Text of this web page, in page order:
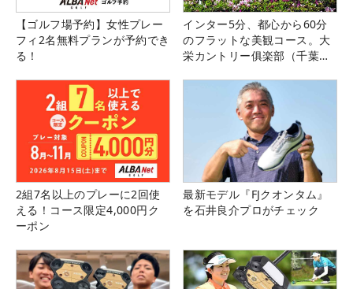
【ゴルフ場予約】女性プレー
フィ2名無料プランが予約でき
る！
インター5分、都心から60分
のフラットな美観コース。大
栄カントリー俱楽部（千葉
2組7名以上のプレーに2回使
える！コース限定4,000円ク
ーポン
最新モデル『FJクオンタム』
を石井良介プロがチェック